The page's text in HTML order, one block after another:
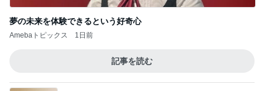
夢の未来を体験できるという好奇心
Amebaトピックス 1日前
記事を読む